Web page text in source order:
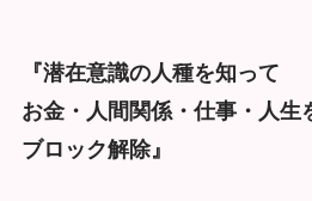
『潜在意識の人種を知って
お金・人間関係・仕事・人生
ブロック解除』